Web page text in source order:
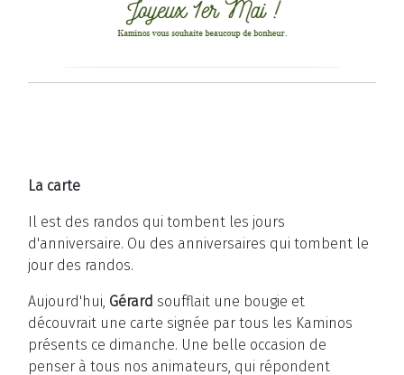
La carte
Il est des randos qui tombent les jours
d'anniversaire. Ou des anniversaires qui tombent le
jour des randos.
Aujourd'hui, Gérard soufflait une bougie et
découvrait une carte signée par tous les Kaminos
présents ce dimanche. Une belle occasion de
penser à tous nos animateurs, qui répondent